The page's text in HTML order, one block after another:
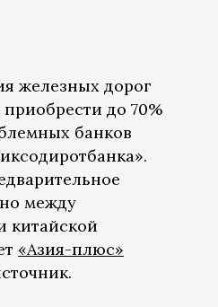
железных дорог
до 70%
банков
между
китайской
«Азия-плюс»